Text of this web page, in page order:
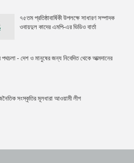
৭৫তম প্রতিষ্ঠাবার্ষিকী উপলক্ষে সাধারণ সম্পাদক
ওবায়দুল কাদের এমপি-এর ভিডিও বার্তা
- দেশ ও মানুষের জন্য নিবেদিত থেকে আত্মদানের
সংস্কৃতির মূলধারা আওয়ামী লীগ